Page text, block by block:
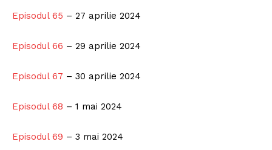
Episodul 65 – 27 aprilie 2024
Episodul 66 – 29 aprilie 2024
Episodul 67 – 30 aprilie 2024
Episodul 68 – 1 mai 2024
Episodul 69 – 3 mai 2024